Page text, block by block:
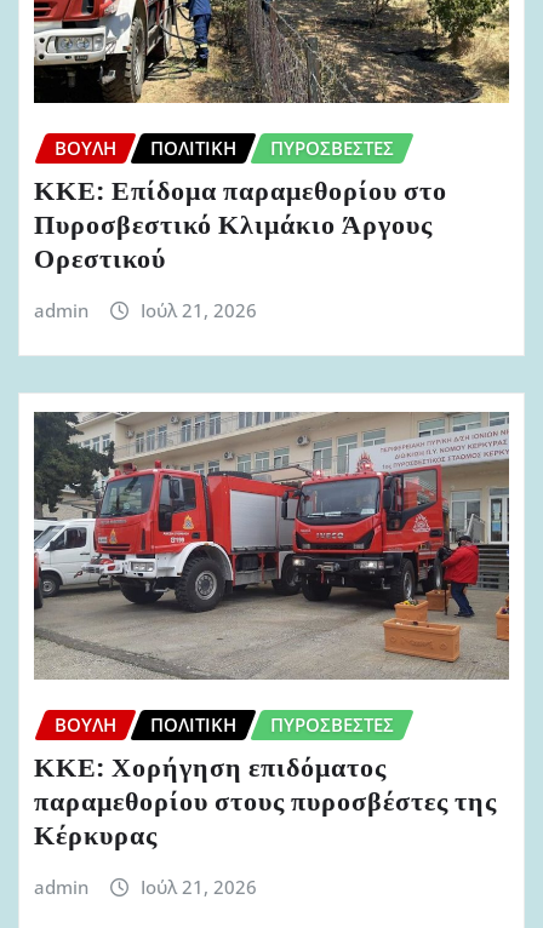
ΒΟΥΛΉ ΠΟΛΙΤΙΚΉ ΠΥΡΟΣΒΈΣΤΕΣ
ΚΚΕ: Επίδομα παραμεθορίου στο
Πυροσβεστικό Κλιμάκιο Άργους
Ορεστικού
admin Ιούλ 21, 2026
ΒΟΥΛΉ ΠΟΛΙΤΙΚΉ ΠΥΡΟΣΒΈΣΤΕΣ
ΚΚΕ: Χορήγηση επιδόματος
παραμεθορίου στους πυροσβέστες της
Κέρκυρας
admin Ιούλ 21, 2026